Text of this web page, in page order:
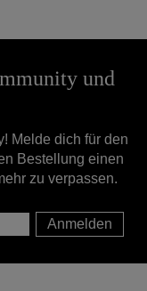
und
Melde dich für den
Bestellung einen
zu verpassen.
Anmelden